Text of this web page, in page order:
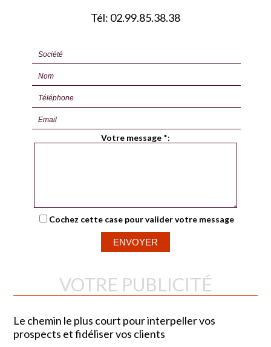
Tél: 02.99.85.38.38
Votre message *:
Cochez cette case pour valider votre message
VOTRE PUBLICITÉ
Le chemin le plus court pour interpeller vos
prospects et fidéliser vos clients